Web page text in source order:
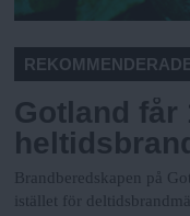
Gotland får
Brandberedskapen på
istället för